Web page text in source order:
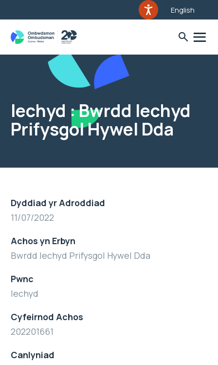
English
Iechyd : Bwrdd Iechyd
Prifysgol Hywel Dda
Dyddiad yr Adroddiad
11/07/2022
Achos yn Erbyn
Bwrdd Iechyd Prifysgol Hywel Dda
Pwnc
Iechyd
Cyfeirnod Achos
202201661
Canlyniad